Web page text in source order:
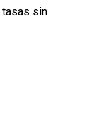
tasas sin